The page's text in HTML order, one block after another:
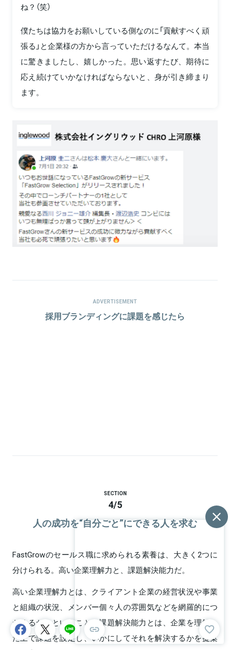
ね？（笑）
僕たちは協力をお願いしている側なのに「貢献すべく頑
張る」と企業様の方から言っていただけるなんて。本当
に驚きましたし、嬉しかった。思い返すたび、期待に
応え続けていかなければならないと、身が引き締まり
ます。
ADVERTISEMENT
採用ブランディングに課題を感じたら
SECTION
4/5
人の成功を“自分ごと”にできる人を求む
FastGrowのセールス職に求められる素養は、大きく2つに
分けられる。高い企業理解力と、課題解決能力だ。
高い企業理解力とは、クライアント企業の経営状況や事業
と組織の状況、メンバー個々人の雰囲気などを網羅的につ
かめるか、ということ。課題解決能力とは、企業を理解し
た上で課題を設定し、いかにしてそれを解決するかを提案